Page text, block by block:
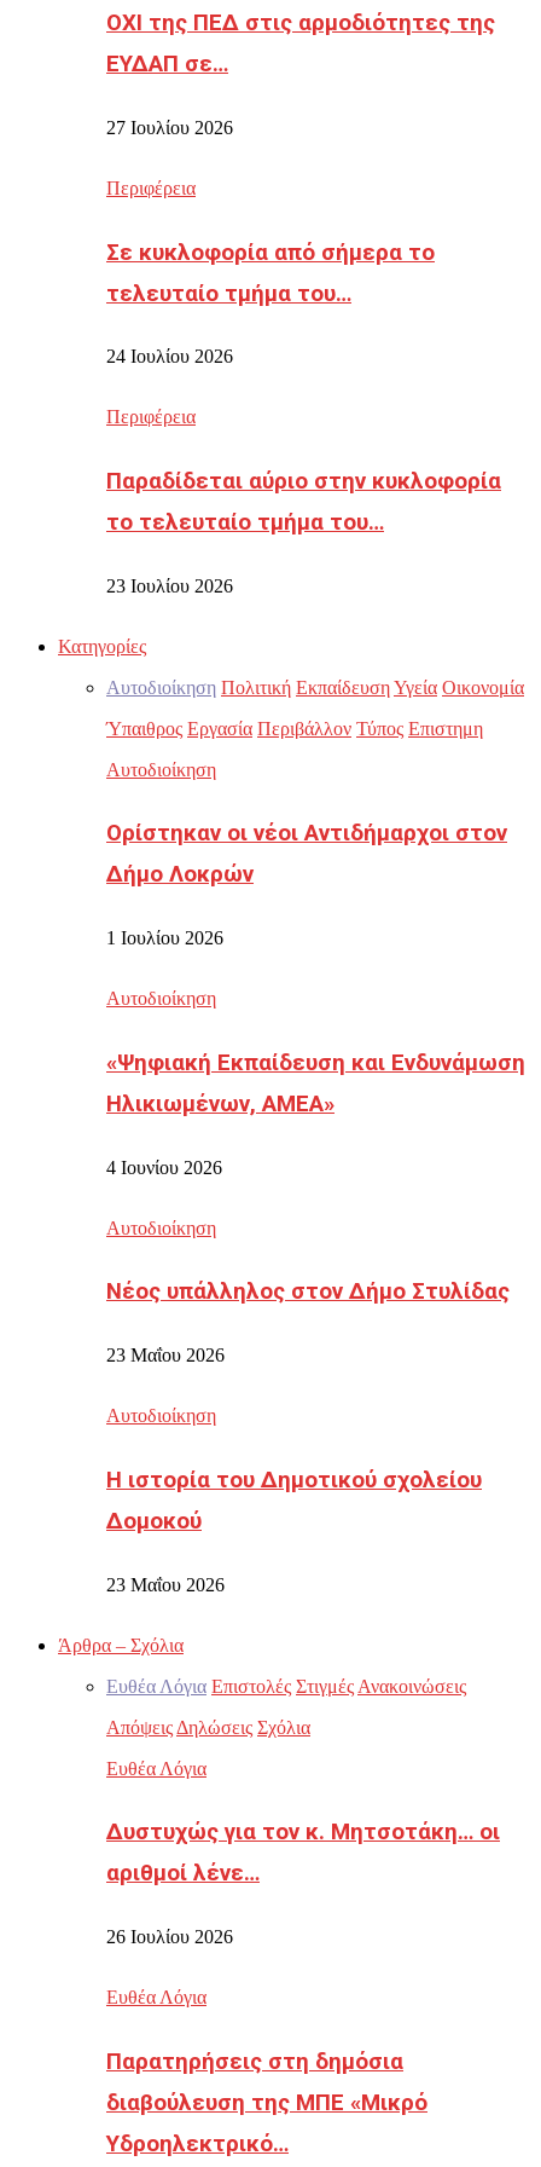
ΟΧΙ της ΠΕΔ στις αρμοδιότητες της
ΕΥΔΑΠ σε…
27 Ιουλίου 2026
Περιφέρεια
Σε κυκλοφορία από σήμερα το
τελευταίο τμήμα του…
24 Ιουλίου 2026
Περιφέρεια
Παραδίδεται αύριο στην κυκλοφορία
το τελευταίο τμήμα του…
23 Ιουλίου 2026
Κατηγορίες
Αυτοδιοίκηση Πολιτική ΕκπαίδευσηΥγεία Οικονομία
Ύπαιθρος Εργασία Περιβάλλον Τύπος Επιστημη
Αυτοδιοίκηση
Ορίστηκαν οι νέοι Αντιδήμαρχοι στον
Δήμο Λοκρών
1 Ιουλίου 2026
Αυτοδιοίκηση
«Ψηφιακή Εκπαίδευση και Ενδυνάμωση
Ηλικιωμένων, ΑΜΕΑ»
4 Ιουνίου 2026
Αυτοδιοίκηση
Νέος υπάλληλος στον Δήμο Στυλίδας
23 Μαΐου 2026
Αυτοδιοίκηση
Η ιστορία του Δημοτικού σχολείου
Δομοκού
23 Μαΐου 2026
Άρθρα – Σχόλια
Ευθέα Λόγια Επιστολές Στιγμές Ανακοινώσεις
Απόψεις Δηλώσεις Σχόλια
Ευθέα Λόγια
Δυστυχώς για τον κ. Μητσοτάκη… οι
αριθμοί λένε…
26 Ιουλίου 2026
Ευθέα Λόγια
Παρατηρήσεις στη δημόσια
διαβούλευση της ΜΠΕ «Μικρό
Υδροηλεκτρικό…